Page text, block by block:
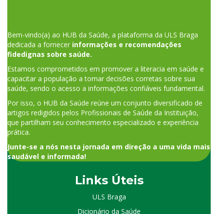
Bem-vindo(a) ao HUB da Saúde, a plataforma da ULS Braga
dedicada a fornecer informações e recomendações
fidedignas sobre saúde.
Estamos comprometidos em promover a literacia em saúde e
capacitar a população a tomar decisões corretas sobre sua
saúde, sendo o acesso a informações confiáveis fundamental.
Por isso, o HUB da Saúde reúne um conjunto diversificado de
artigos redigidos pelos Profissionais de Saúde da Instituição,
que partilham seu conhecimento especializado e experiência
prática.
Junte-se a nós nesta jornada em direção a uma vida mais
saudável e informada!
Links Úteis
ULS Braga
Dicionário da Saúde